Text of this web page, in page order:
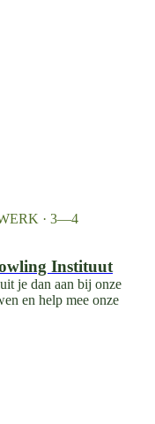
· 3—4
Instituut
je dan aan bij onze
en help mee onze